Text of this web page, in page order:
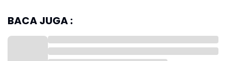
BACA JUGA :